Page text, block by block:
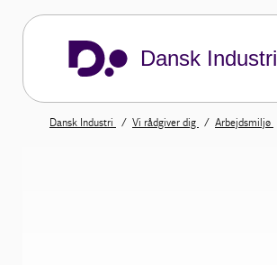
Dansk Industri
Dansk Industri Vi rådgiver dig Arbejdsmiljø